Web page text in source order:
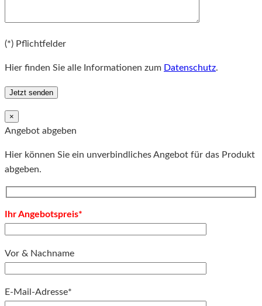
(*) Pflichtfelder
Hier finden Sie alle Informationen zum Datenschutz.
×
Angebot abgeben
Hier können Sie ein unverbindliches Angebot für das Produkt
abgeben.
Ihr Angebotspreis*
Vor & Nachname
E-Mail-Adresse*